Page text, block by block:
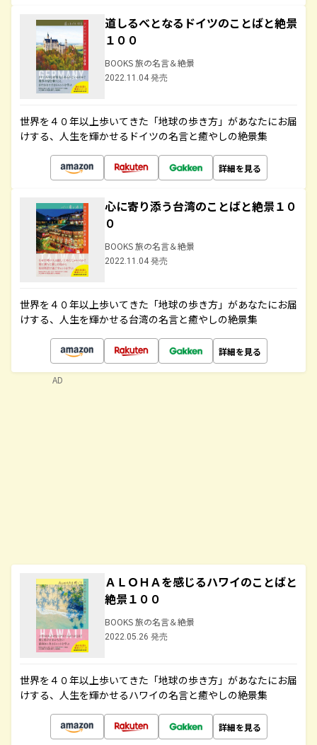
道しるべとなるドイツのことばと絶景
１００
BOOKS 旅の名言＆絶景
2022.11.04 発売
世界を４０年以上歩いてきた「地球の歩き方」があなたにお届
けする、人生を輝かせるドイツの名言と癒やしの絶景集
詳細を見る
心に寄り添う台湾のことばと絶景１０
０
BOOKS 旅の名言＆絶景
2022.11.04 発売
世界を４０年以上歩いてきた「地球の歩き方」があなたにお届
けする、人生を輝かせる台湾の名言と癒やしの絶景集
詳細を見る
ＡＬＯＨＡを感じるハワイのことばと
絶景１００
BOOKS 旅の名言＆絶景
2022.05.26 発売
世界を４０年以上歩いてきた「地球の歩き方」があなたにお届
けする、人生を輝かせるハワイの名言と癒やしの絶景集
詳細を見る
AD